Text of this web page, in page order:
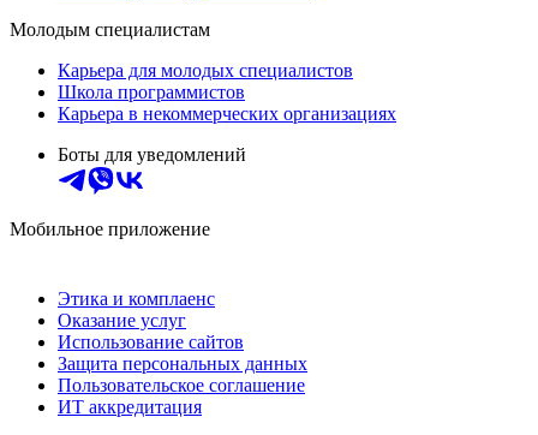
Молодым специалистам
Карьера для молодых специалистов
Школа программистов
Карьера в некоммерческих организациях
Боты для уведомлений
Мобильное приложение
Этика и комплаенс
Оказание услуг
Использование сайтов
Защита персональных данных
Пользовательское соглашение
ИТ аккредитация